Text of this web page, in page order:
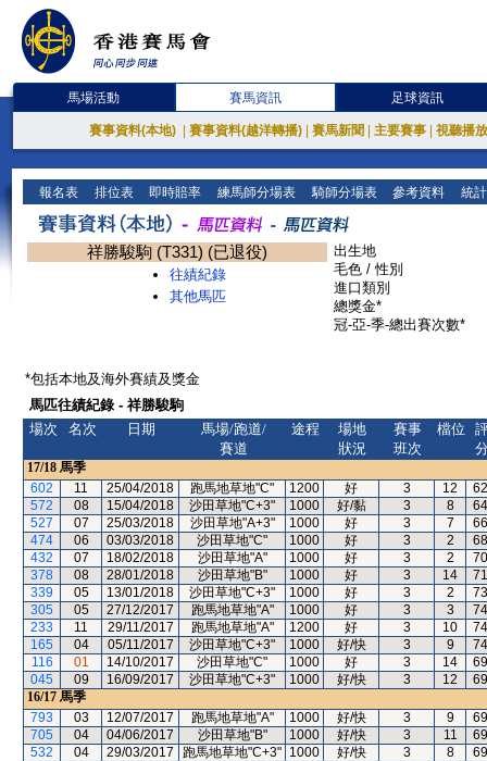
馬場活動 賽馬資訊 足球資訊
賽事資料(本地) 賽事資料(越洋轉播) 賽馬新聞 主要賽事 視聽播
報名表 排位表 即時賠率 練馬師分場表 騎師分場表 參考資料 統
祥勝駿駒 (T331) (已退役)
往績紀錄
其他馬匹
出生地
毛色 / 性別
進口類別
總獎金*
冠-亞-季-總出賽次數*
*包括本地及海外賽績及獎金
馬匹往績紀錄 - 祥勝駿駒
場次
名次 日期
馬場/跑道/
賽道
途程
場地
狀況
賽事
班次
檔位
17/18 馬季
602
11 25/04/2018 跑馬地草地"C" 1200 好 3 12
62
572
08 15/04/2018 沙田草地"C+3" 1000 好/黏 3 8
64
527
07 25/03/2018 沙田草地"A+3" 1000 好 3 7
66
474
06 03/03/2018 沙田草地"C" 1000 好 3 2
68
432
07 18/02/2018 沙田草地"A" 1000 好 3 2
70
378
08 28/01/2018 沙田草地"B" 1000 好 3 14
71
339
05 13/01/2018 沙田草地"C+3" 1000 好 3 2
73
305
05 27/12/2017 跑馬地草地"A" 1000 好 3 3
74
233
11 29/11/2017 跑馬地草地"A" 1200 好 3 10
74
165
04 05/11/2017 沙田草地"C+3" 1000 好/快 3 9
74
116
01 14/10/2017 沙田草地"C" 1000 好 3 14
69
045
09 16/09/2017 沙田草地"C+3" 1000 好/快 3 12
69
16/17 馬季
793
03 12/07/2017 跑馬地草地"A" 1000 好/快 3 9
69
705
04 04/06/2017 沙田草地"B" 1000 好/快 3 11
69
532
04 29/03/2017 跑馬地草地"C+3" 1000 好/快 3 8
69